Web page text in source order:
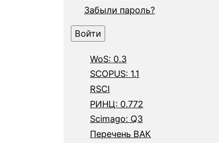
Забыли пароль?
WoS: 0.3
SCOPUS: 1.1
RSCI
РИНЦ: 0.772
Scimago: Q3
Перечень ВАК